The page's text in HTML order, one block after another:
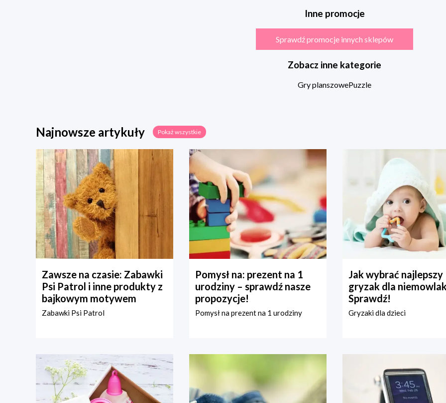
Inne promocje
Sprawdź promocje innych sklepów
Zobacz inne kategorie
Gry planszowePuzzle
Najnowsze artykuły Pokaż wszystkie
Zawsze na czasie: Zabawki
Psi Patrol i inne produkty z
bajkowym motywem
Zabawki Psi Patrol
Pomysł na: prezent na 1
urodziny – sprawdź nasze
propozycje!
Pomysł na prezent na 1 urodziny
Jak wybrać najlepszy
gryzak dla
Sprawdź!
Gryzaki dla dzieci